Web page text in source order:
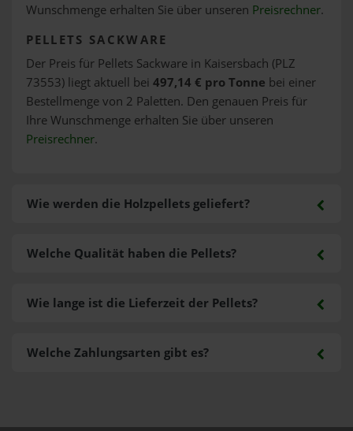
Wunschmenge erhalten Sie über unseren Preisrechner.
PELLETS SACKWARE
Der Preis für Pellets Sackware in Kaisersbach (PLZ
73553) liegt aktuell bei 497,14 € pro Tonne bei einer
Bestellmenge von 2 Paletten. Den genauen Preis für
Ihre Wunschmenge erhalten Sie über unseren
Preisrechner.
Wie werden die Holzpellets geliefert?
Welche Zahlungsarten gibt es?
Welche Qualität haben die Pellets?
Wie lange ist die Lieferzeit der Pellets?